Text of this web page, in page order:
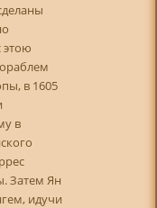
этою
в 1605
в
Затем Ян
идучи